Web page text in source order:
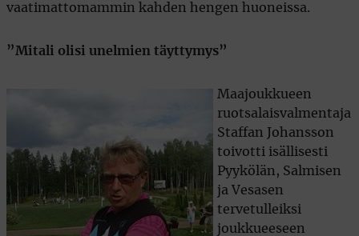
vaatimattomammin kahden hengen huoneissa.
”Mitali olisi unelmien täyttymys”
Maajoukkueen
ruotsalaisvalmentaja
Staffan Johansson
toivotti isällisesti
Pyykölän, Salmisen
ja Vesasen
tervetulleiksi
joukkueeseen